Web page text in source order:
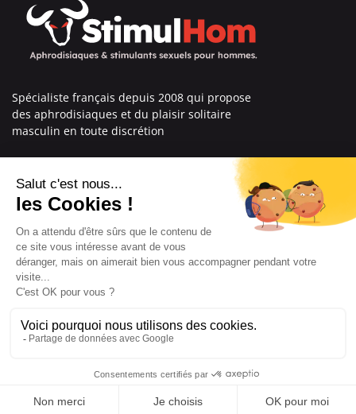
Spécialiste français depuis 2008 qui propose
des aphrodisiaques et du plaisir solitaire
masculin en toute discrétion
En savoir plus sur nous
Nos engagements
Informations
Mentions légales
Conditions générales de vente
© Copyright Labophyto
Tous droits réservés
Cliquez ici pour mettre à jour vos paramètres de cookies